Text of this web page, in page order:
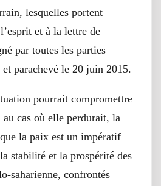
lesquelles portent
et à la lettre de
par toutes les parties
parachevé le 20 juin 2015.
pourrait compromettre
au cas où elle perdurait, la
la paix est un impératif
stabilité et la prospérité des
saharienne, confrontés